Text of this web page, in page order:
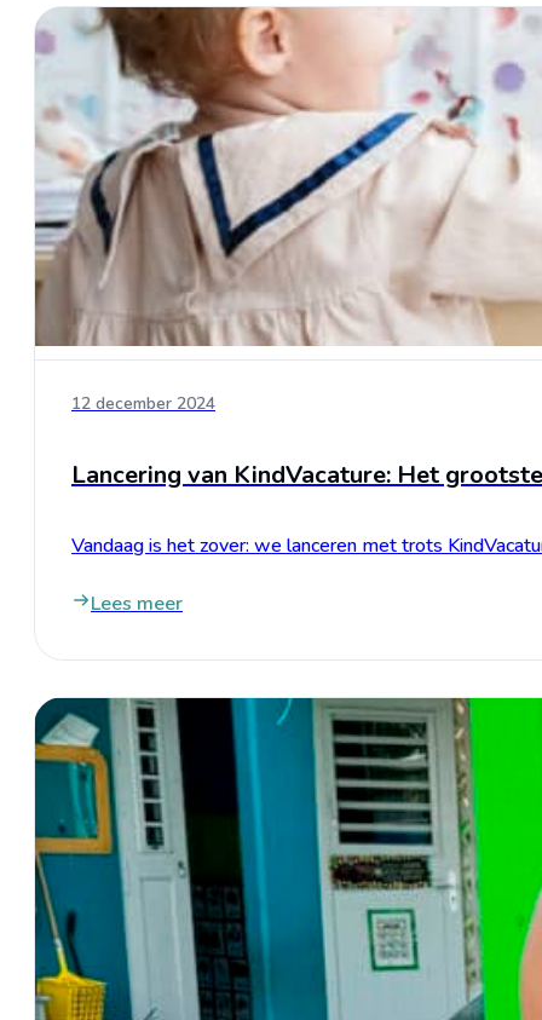
12 december 2024
Lancering van KindVacature: Het
Vandaag is het zover: we lanceren met trots
Lees meer